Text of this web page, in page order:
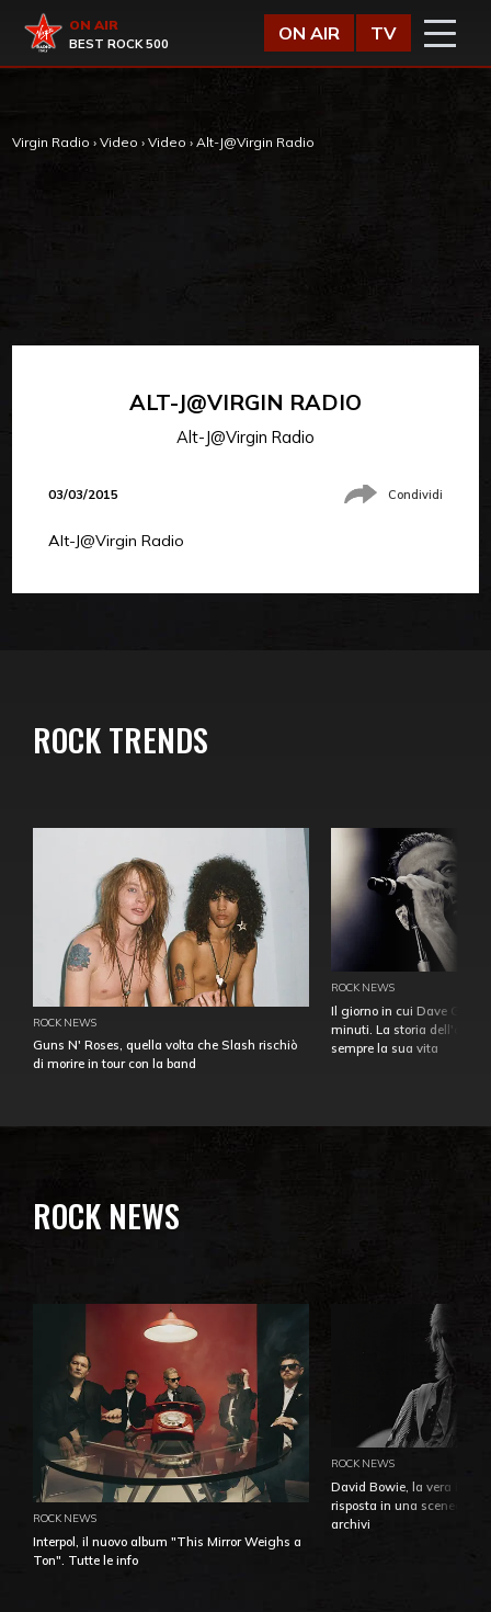
Virgin Radio
ON AIR
BEST ROCK 500
ON AIR TV
Virgin Radio › Video › Video › Alt-J@Virgin Radio
ALT-J@VIRGIN RADIO
Alt-J@Virgin Radio
03/03/2015 Condividi
Alt-J@Virgin Radio
ROCK TRENDS
ROCK NEWS
Guns N' Roses, quella volta che Slash rischiò
di morire in tour con la band
ROCK NEWS
Il giorno in cui Dave
minuti. La storia
sempre la sua vita
ROCK NEWS
ROCK NEWS
Interpol, il nuovo album "This Mirror Weighs a
Ton". Tutte le info
ROCK NEWS
David Bowie, la vera
risposta in una
archivi